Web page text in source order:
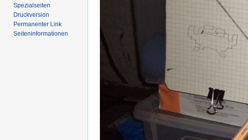
Spezialseiten
Druckversion
Permanenter Link
Seiten­informationen